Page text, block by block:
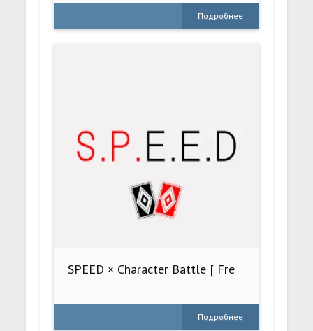
Подробнее
SPEED × Character Battle [ Fre
Подробнее